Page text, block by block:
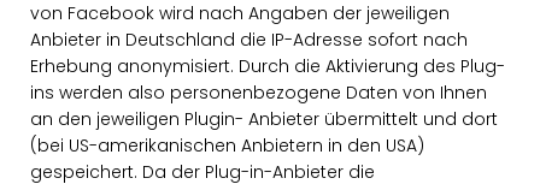
von Facebook wird nach Angaben der jeweiligen
Anbieter in Deutschland die IP-Adresse sofort nach
Erhebung anonymisiert. Durch die Aktivierung des Plug-
ins werden also personenbezogene Daten von Ihnen
an den jeweiligen Plugin- Anbieter übermittelt und dort
(bei US-amerikanischen Anbietern in den USA)
gespeichert. Da der Plug-in-Anbieter die